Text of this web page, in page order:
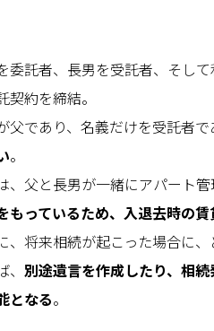
委託者、長男を受託者、そし
約を締結。
父であり、名義だけを受託者
。
、父と長男が一緒にアパート
もっているため、入退去時の
、将来相続が起こった場合に
別途遺言を作成したり、相
となる。